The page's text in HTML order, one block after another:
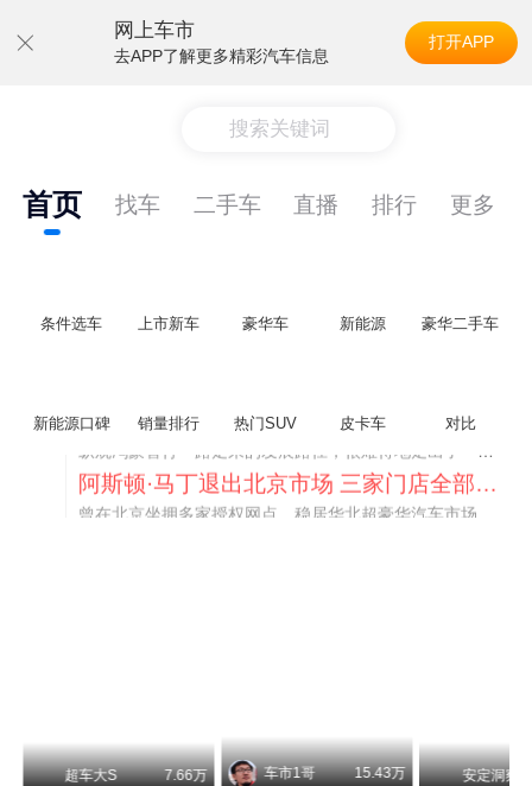
网上车市
去APP了解更多精彩汽车信息
打开APP
搜索关键词
首页 找车 二手车 直播 排行 更多
条件选车 上市新车 豪华车 新能源 豪华二手车
新能源口碑 销量排行 热门SUV 皮卡车 对比
车市1哥 15.43万 安定洞察 8.07万 智电出行 8.54